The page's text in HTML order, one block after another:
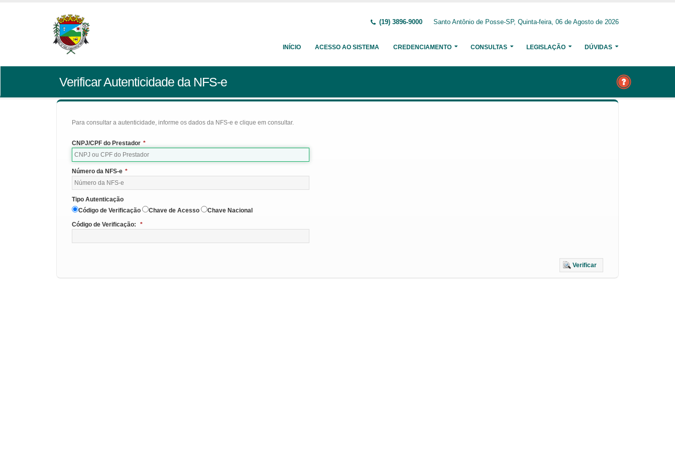
(19) 3896-9000 Santo Antônio de Posse-SP, Quinta-feira, 06 de Agosto de 2026
INÍCIO ACESSO AO SISTEMA CREDENCIAMENTO CONSULTAS LEGISLAÇÃO DÚVIDAS
Verificar Autenticidade da NFS-e
Para consultar a autenticidade, informe os dados da NFS-e e clique em consultar.
CNPJ/CPF do Prestador *
Número da NFS-e *
Tipo Autenticação
Código de Verificação
Chave de Acesso
Chave Nacional
Código de Verificação:
*
Verificar